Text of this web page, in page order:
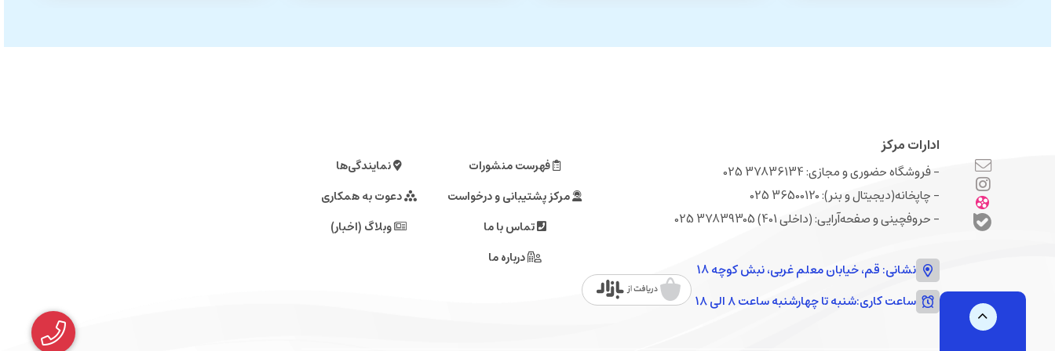
ادارات مرکز
- فروشگاه حضوری و مجازی: 37836134 025
- چاپخانه(دیجیتال و بنر): 36500120 025
- حروفچینی و صفحه‌‌آرایی: (داخلی 401) 37839305 025
نشانی: قم، خیابان معلم غربی، نبش کوچه 18
ساعت کاری:شنبه تا چهارشنبه ساعت ۸ الی ۱۸
فهرست منشورات
نمایندگی‌ها
مرکز پشتیبانی و درخواست
دعوت به همکاری
تماس با ما
وبلاگ (اخبار)
درباره ما